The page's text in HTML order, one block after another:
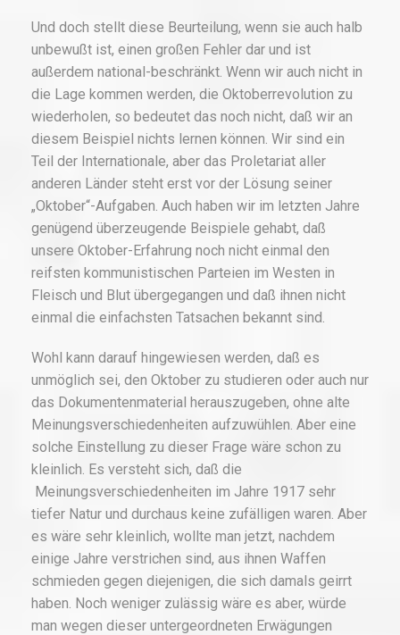
Und doch stellt diese Beurteilung, wenn sie auch halb
unbewußt ist, einen großen Fehler dar und ist
außerdem national-beschränkt. Wenn wir auch nicht in
die Lage kommen werden, die Oktoberrevolution zu
wiederholen, so bedeutet das noch nicht, daß wir an
diesem Beispiel nichts lernen können. Wir sind ein
Teil der Internationale, aber das Proletariat aller
anderen Länder steht erst vor der Lösung seiner
„Oktober“-Aufgaben. Auch haben wir im letzten Jahre
genügend überzeugende Beispiele gehabt, daß
unsere Oktober-Erfahrung noch nicht einmal den
reifsten kommunistischen Parteien im Westen in
Fleisch und Blut übergegangen und daß ihnen nicht
einmal die einfachsten Tatsachen bekannt sind.
Wohl kann darauf hingewiesen werden, daß es
unmöglich sei, den Oktober zu studieren oder auch nur
das Dokumentenmaterial herauszugeben, ohne alte
Meinungsverschiedenheiten aufzuwühlen. Aber eine
solche Einstellung zu dieser Frage wäre schon zu
kleinlich. Es versteht sich, daß die
Meinungsverschiedenheiten im Jahre 1917 sehr
tiefer Natur und durchaus keine zufälligen waren. Aber
es wäre sehr kleinlich, wollte man jetzt, nachdem
einige Jahre verstrichen sind, aus ihnen Waffen
schmieden gegen diejenigen, die sich damals geirrt
haben. Noch weniger zulässig wäre es aber, würde
man wegen dieser untergeordneten Erwägungen